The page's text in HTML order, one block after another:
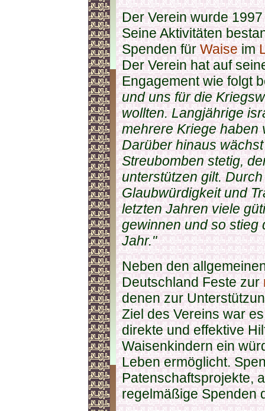
Der Verein wurde
Seine Aktivitäten
Spenden fürWaiseim
Der Verein hat auf
Engagement wie folgt
und uns für die
wollten. Langjährige
mehrere Kriege haben
Darüber hinaus
Streubomben stetig,
unterstützen gilt.
Glaubwürdigkeit und
letzten Jahren viele
gewinnen und so stieg
Jahr."
Neben den
Deutschland Feste zur
denen zur
Ziel des Vereins war
direkte und effektive
Waisenkindern ein
Leben ermöglicht.
Patenschaftsprojekte,
regelmäßige Spenden